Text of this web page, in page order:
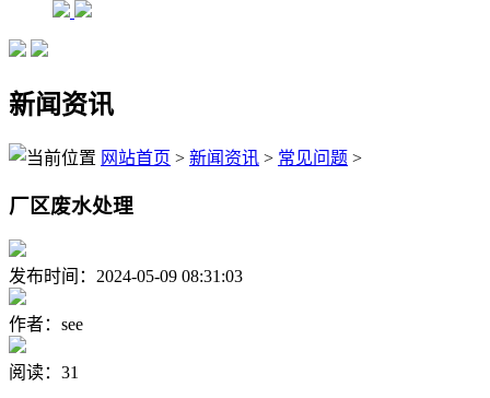
新闻资讯
网站首页 > 新闻资讯 > 常见问题 >
厂区废水处理
发布时间：2024-05-09 08:31:03
作者：see
阅读：31